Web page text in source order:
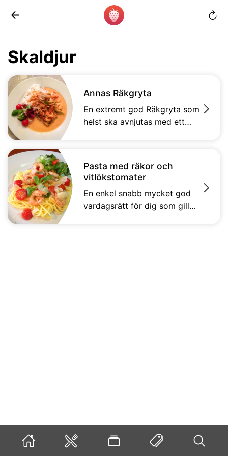
Skaldjur
Annas Räkgryta
En extremt god Räkgryta som
helst ska avnjutas med ett
Pasta med räkor och
vitlökstomater
En enkel snabb mycket god
vardagsrätt för dig som gillar